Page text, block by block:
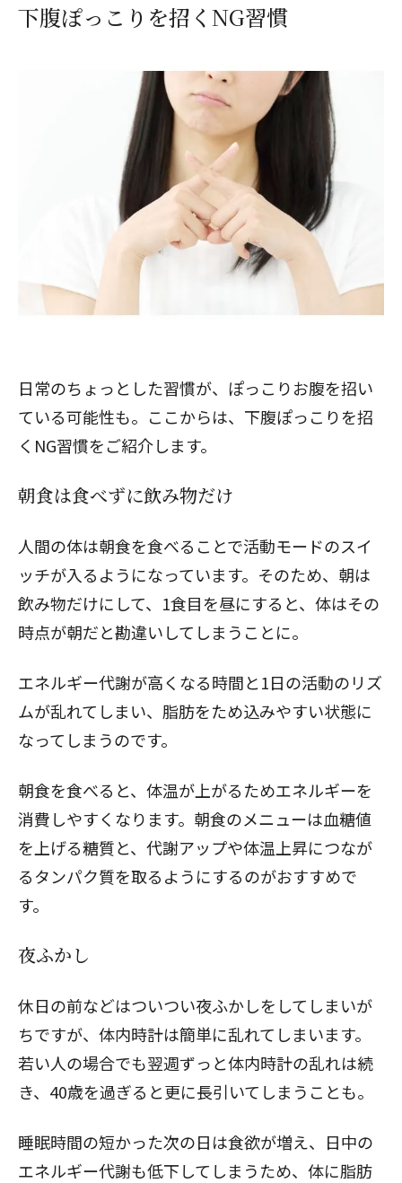
下腹ぽっこりを招くNG習慣
日常のちょっとした習慣が、ぽっこりお腹を招い
ている可能性も。ここからは、下腹ぽっこりを招
くNG習慣をご紹介します。
朝食は食べずに飲み物だけ
人間の体は朝食を食べることで活動モードのスイ
ッチが入るようになっています。そのため、朝は
飲み物だけにして、1食目を昼にすると、体はその
時点が朝だと勘違いしてしまうことに。
エネルギー代謝が高くなる時間と1日の活動のリズ
ムが乱れてしまい、脂肪をため込みやすい状態に
なってしまうのです。
朝食を食べると、体温が上がるためエネルギーを
消費しやすくなります。朝食のメニューは血糖値
を上げる糖質と、代謝アップや体温上昇につなが
るタンパク質を取るようにするのがおすすめで
す。
夜ふかし
休日の前などはついつい夜ふかしをしてしまいが
ちですが、体内時計は簡単に乱れてしまいます。
若い人の場合でも翌週ずっと体内時計の乱れは続
き、40歳を過ぎると更に長引いてしまうことも。
睡眠時間の短かった次の日は食欲が増え、日中の
エネルギー代謝も低下してしまうため、体に脂肪